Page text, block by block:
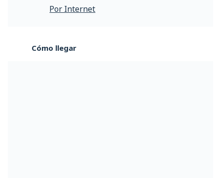
Por Internet
Cómo llegar